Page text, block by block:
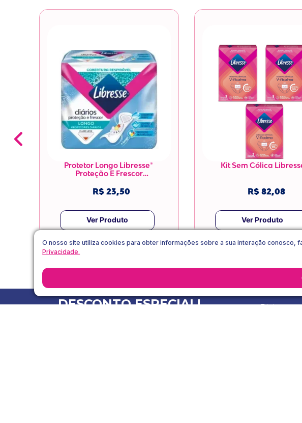
O nosso site utiliza cookies para obter informações sobre a sua interação
Privacidade.
Protetor Longo Libresse®
Proteção E Frescor
R$ 23,50
Ver Produto
Kit Sem Cólica
R$ 82,08
Ver Produto
DESCONTO ESPECIAL!